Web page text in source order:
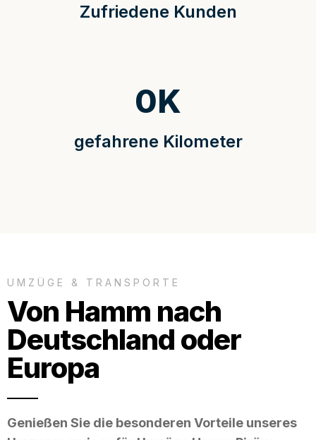
Zufriedene Kunden
gefahrene Kilometer
0K
UMZÜGE & TRANSPORTE
Von Hamm nach
Deutschland oder
Europa
Genießen Sie die besonderen Vorteile unseres